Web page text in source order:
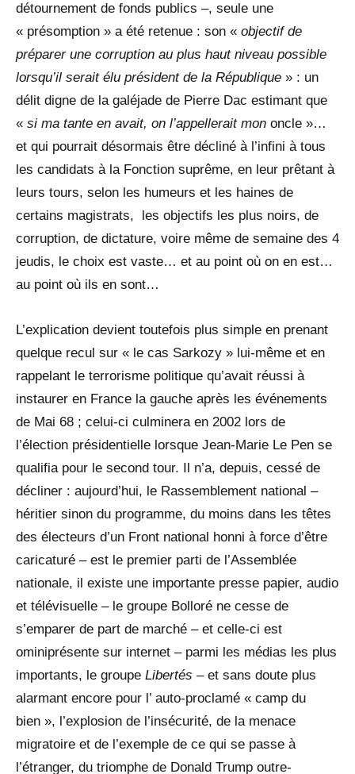
détournement de fonds publics –, seule une
« présomption » a été retenue : son « objectif de
préparer une corruption au plus haut niveau possible
lorsqu’il serait élu président de la République » : un
délit digne de la galéjade de Pierre Dac estimant que
« si ma tante en avait, on l’appellerait mon oncle »…
et qui pourrait désormais être décliné à l’infini à tous
les candidats à la Fonction suprême, en leur prêtant à
leurs tours, selon les humeurs et les haines de
certains magistrats, les objectifs les plus noirs, de
corruption, de dictature, voire même de semaine des 4
jeudis, le choix est vaste… et au point où on en est…
au point où ils en sont…
L’explication devient toutefois plus simple en prenant
quelque recul sur « le cas Sarkozy » lui-même et en
rappelant le terrorisme politique qu’avait réussi à
instaurer en France la gauche après les événements
de Mai 68 ; celui-ci culminera en 2002 lors de
l’élection présidentielle lorsque Jean-Marie Le Pen se
qualifia pour le second tour. Il n’a, depuis, cessé de
décliner : aujourd’hui, le Rassemblement national –
héritier sinon du programme, du moins dans les têtes
des électeurs d’un Front national honni à force d’être
caricaturé – est le premier parti de l’Assemblée
nationale, il existe une importante presse papier, audio
et télévisuelle – le groupe Bolloré ne cesse de
s’emparer de part de marché – et celle-ci est
ominiprésente sur internet – parmi les médias les plus
importants, le groupe Libertés – et sans doute plus
alarmant encore pour l’ auto-proclamé « camp du
bien », l’explosion de l’insécurité, de la menace
migratoire et de l’exemple de ce qui se passe à
l’étranger, du triomphe de Donald Trump outre-